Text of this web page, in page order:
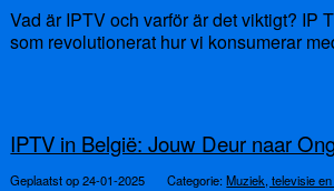
Vad är IPTV och varför är det viktigt? IP
som revolutionerat hur vi konsumerar
IPTV in België: Jouw Deur naar
Geplaatst op 24-01-2025 Categorie:Muziek, televisie